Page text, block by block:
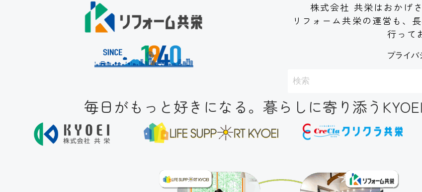
株式会社 共栄はおかげ
リフォーム共栄の運営も、
行って
プライバ
毎日がもっと好きになる。暮らしに寄り添う